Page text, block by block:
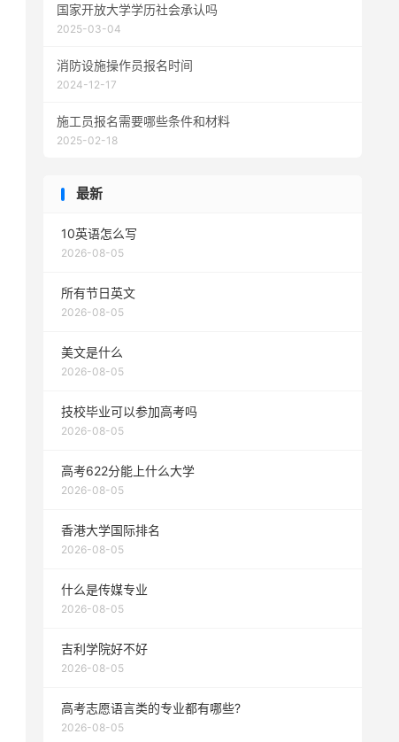
国家开放大学学历社会承认吗
2025-03-04
消防设施操作员报名时间
2024-12-17
施工员报名需要哪些条件和材料
2025-02-18
最新
10英语怎么写
2026-08-05
所有节日英文
2026-08-05
美文是什么
2026-08-05
技校毕业可以参加高考吗
2026-08-05
高考622分能上什么大学
2026-08-05
香港大学国际排名
2026-08-05
什么是传媒专业
2026-08-05
吉利学院好不好
2026-08-05
高考志愿语言类的专业都有哪些?
2026-08-05